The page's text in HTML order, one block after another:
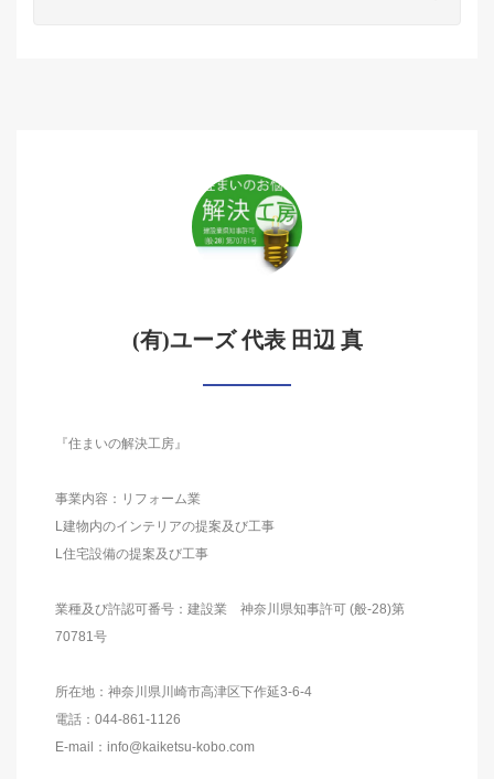
(有)ユーズ 代表 田辺 真
『住まいの解決工房』
事業内容：リフォーム業
L建物内のインテリアの提案及び工事
L住宅設備の提案及び工事
業種及び許認可番号：建設業 神奈川県知事許可 (般-28)第
70781号
所在地：神奈川県川崎市高津区下作延3-6-4
電話：044-861-1126
E-mail：info@kaiketsu-kobo.com